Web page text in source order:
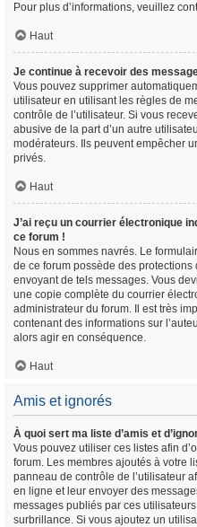
Pour plus d’informations, veuillez
Haut
Je continue à recevoir des
Vous pouvez supprimer
utilisateur en utilisant les règles de
contrôle de l’utilisateur. Si vous
abusive de la part d’un autre
modérateurs. Ils peuvent empêcher
privés.
Haut
J’ai reçu un courrier électronique
ce forum !
Nous en sommes navrés. Le
de ce forum possède des
envoyant de tels messages. Vous
une copie complète du courrier
administrateur du forum. Il est très
contenant des informations sur
alors agir en conséquence.
Haut
Amis et ignorés
À quoi sert ma liste d’amis et
Vous pouvez utiliser ces listes afin
forum. Les membres ajoutés à votre
panneau de contrôle de l’utilisateur
en ligne et leur envoyer des
messages publiés par ces
surbrillance. Si vous ajoutez un